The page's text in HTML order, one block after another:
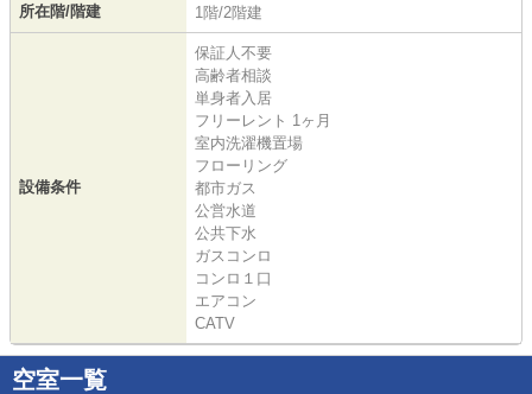
所在階/階建 1階/2階建
設備条件
保証人不要
高齢者相談
単身者入居
フリーレント 1ヶ月
室内洗濯機置場
フローリング
都市ガス
公営水道
公共下水
ガスコンロ
コンロ１口
エアコン
CATV
空室一覧